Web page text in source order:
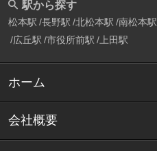
駅から探す
松本駅 長野駅 北松本駅 南松本駅
広丘駅 市役所前駅 上田駅
ホーム
会社概要